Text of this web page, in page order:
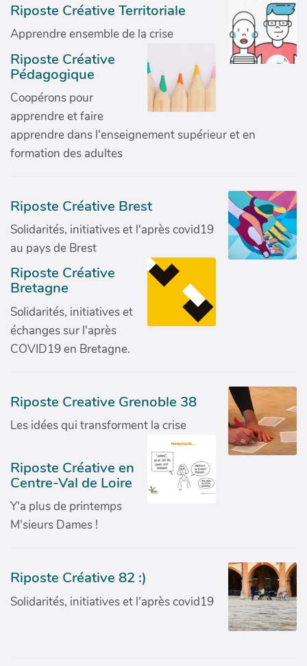
Riposte Créative Territoriale
Apprendre ensemble de la crise
Riposte Créative
Pédagogique
Coopérons pour
apprendre et faire
apprendre dans l'enseignement supérieur et en
formation des adultes
Riposte Créative Brest
Solidarités, initiatives et l'après covid19
au pays de Brest
Riposte Créative
Bretagne
Solidarités, initiatives et
échanges sur l'après
COVID19 en Bretagne.
Riposte Creative Grenoble 38
Les idées qui transforment la crise
Riposte Créative en
Centre-Val de Loire
Y'a plus de printemps
M'sieurs Dames !
Riposte Créative 82 :)
Solidarités, initiatives et l'après covid19